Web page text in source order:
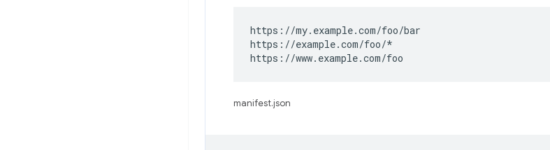
https://my.example.com/foo/bar
https://example.com/foo/*
https://www.example.com/foo
manifest.json